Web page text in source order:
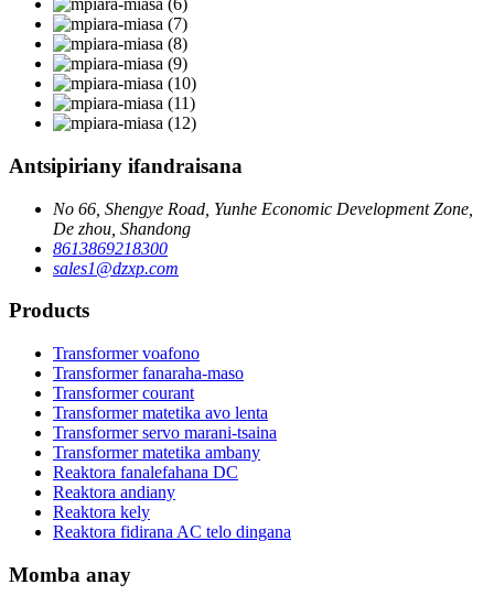
Antsipiriany ifandraisana
No 66, Shengye Road, Yunhe Economic Development Zone,
De zhou, Shandong
8613869218300
sales1@dzxp.com
Products
Transformer voafono
Transformer fanaraha-maso
Transformer courant
Transformer matetika avo lenta
Transformer servo marani-tsaina
Transformer matetika ambany
Reaktora fanalefahana DC
Reaktora andiany
Reaktora kely
Reaktora fidirana AC telo dingana
Momba anay